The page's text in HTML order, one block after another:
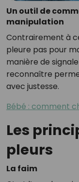
Un outil de
manipulation
Contrairement à
pleure pas pour
manière de
reconnaître
avec justesse.
Bébé : comment
Les
pleurs
La faim